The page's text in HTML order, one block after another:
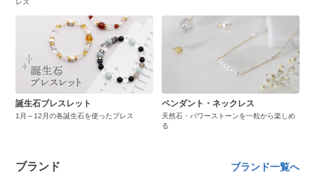
レス
誕生石ブレスレット
1月～12月の各誕生石を使ったブレス
ペンダント・ネックレス
天然石・パワーストーンを一粒から楽しめ
る
ブランド ブランド一覧へ